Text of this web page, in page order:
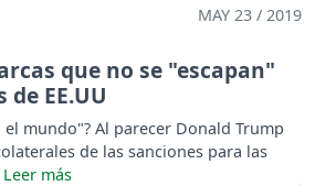
MAY 23 / 2019
que no se "escapan"
EE.UU
mundo"? Al parecer Donald Trump
de las sanciones para las